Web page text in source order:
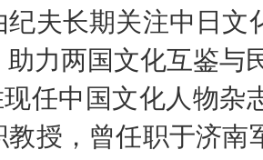
纪夫长期关注中日
助力两国文化互鉴与
中国文化人物杂
教授，曾任职于济